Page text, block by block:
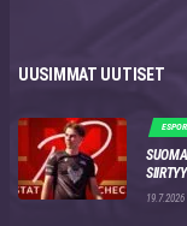
UUSIMMAT UUTISET
19.7.2026